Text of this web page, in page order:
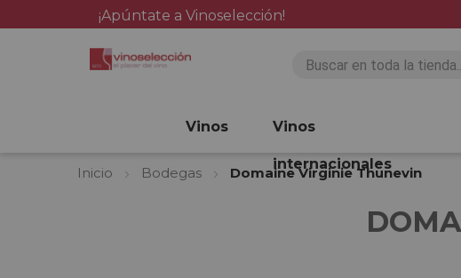
¡Apúntate a Vinoselección!
Vinos Vinos
internacionales
Inicio Bodegas Domaine Virginie Thunevin